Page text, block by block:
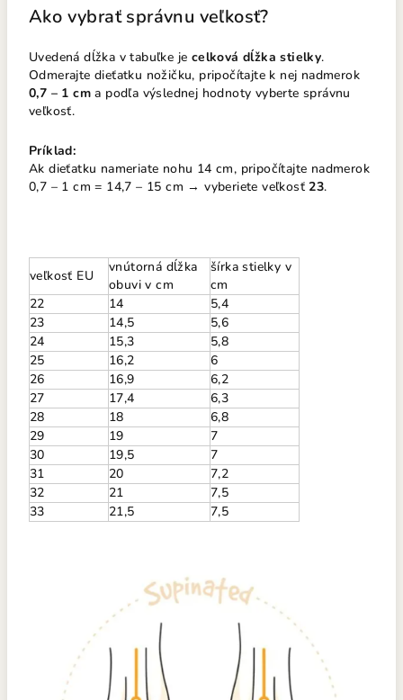
Ako vybrať správnu veľkosť?
Uvedená dĺžka v tabuľke je celková dĺžka stielky.
Odmerajte dieťatku nožičku, pripočítajte k nej nadmerok
0,7 – 1 cm a podľa výslednej hodnoty vyberte správnu
veľkosť.
Príklad:
Ak dieťatku nameriate nohu 14 cm, pripočítajte nadmerok
0,7 – 1 cm = 14,7 – 15 cm → vyberiete veľkosť23.
veľkosť EU
vnútorná dĺžka
obuvi v cm
šírka stielky v
cm
22
14
5,4
23
14,5
5,6
24
15,3
5,8
25
16,2
6
26
16,9
6,2
27
17,4
6,3
28
18
6,8
29
19
7
30
19,5
7
31
20
7,2
32
21
7,5
33
21,5 7,5